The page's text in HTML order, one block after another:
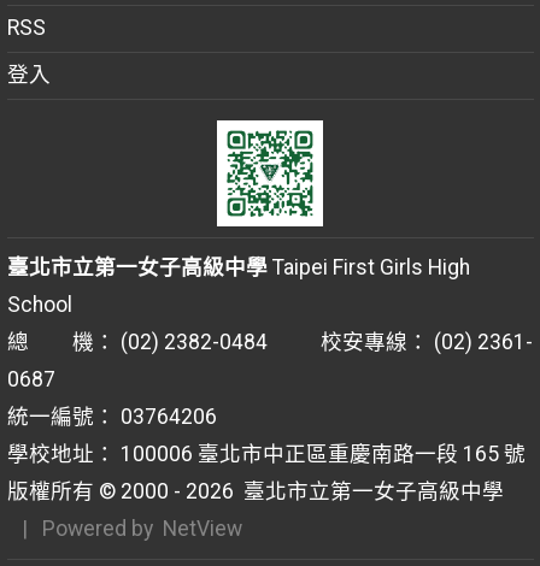
RSS
登入
臺北市立第一女子高級中學Taipei First Girls High
School
總 機： (02) 2382-0484 校安專線： (02) 2361-
0687
統一編號： 03764206
學校地址： 100006 臺北市中正區重慶南路一段 165 號
版權所有 © 2000 - 2026 臺北市立第一女子高級中學
| Powered by NetView